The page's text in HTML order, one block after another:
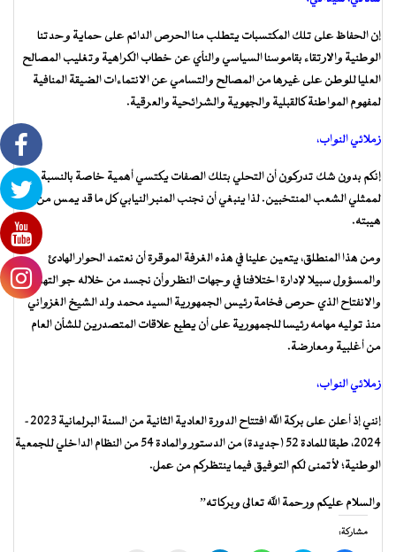
إن الحفاظ على تلك المكتسبات يتطلب منا الحرص الدائم على حماية وحدتنا
الوطنية والارتقاء بقاموسنا السياسي والنأي عن خطاب الكراهية وتغليب المصالح
العليا للوطن على غيرها من المصالح والتسامي عن الانتماءات الضيقة المنافية
لمفهوم المواطنة كالقبلية والجهوية والشرائحية والعرقية.
زملائي النواب،
إنكم بدون شك تدركون أن التحلي بتلك الصفات يكتسي أهمية خاصة بالنسبة
لممثلي الشعب المنتخبين. لذا ينبغي أن نجنب المنبر النيابي كل ما قد يمس من
هيبته.
ومن هذا المنطلق، يتعين علينا في هذه الغرفة الموقرة أن نعتمد الحوار الهادئ
والمسؤول سبيلا لإدارة اختلافنا في وجهات النظر وأن نجسد من خلاله جو التهدئة
والانفتاح الذي حرص فخامة رئيس الجمهورية السيد محمد ولد الشيخ الغزواني
منذ توليه مهامه رئيسا للجمهورية على أن يطبع علاقات المتصدرين للشأن العام
من أغلبية ومعارضة.
زملائي النواب،
إنني إذ أعلن على بركة الله افتتاح الدورة العادية الثانية من السنة البرلمانية 2023-
2024، طبقا للمادة 52 (جديدة) من الدستور والمادة 54 من النظام الداخلي للجمعية
الوطنية؛ لأتمنى لكم التوفيق فيما ينتظركم من عمل.
والسلام عليكم ورحمة الله تعالى وبركاته”
مشاركة: